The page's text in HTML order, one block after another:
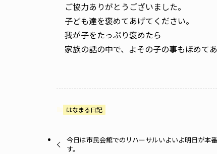
ご協力ありがとうございました。
子ども達を褒めてあげてください。
我が子をたっぷり褒めたら
家族の話の中で、よその子の事もほめて
はなまる日記
今日は市民会館でのリハーサルいよいよ明日が本
す。